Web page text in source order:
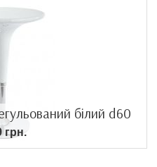
білий d60
грн.